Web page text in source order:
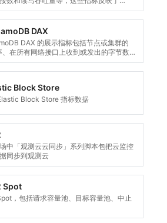
在处理大规模数据存储和访问时的性能表
。
DAX
DAX 的展示指标包括节点或集群的
在所有网络接口上收到或发出的字节数、
等，这些指标反映了 DynamoDB DAX 的
Block Store
Block Store 指标数据
中「观测云云同步」系列脚本包把云监控
同步到观测云
Spot
，包括请求容量池、目标容量池、中止